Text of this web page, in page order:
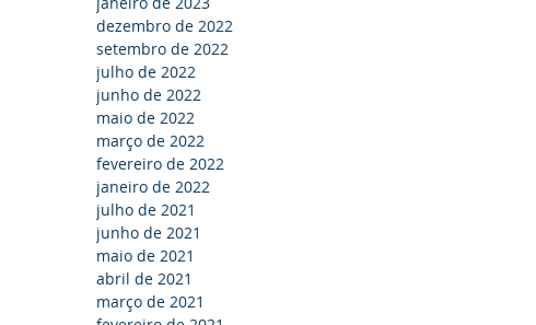
dezembro de 2022
setembro de 2022
julho de 2022
junho de 2022
maio de 2022
março de 2022
fevereiro de 2022
janeiro de 2022
julho de 2021
junho de 2021
maio de 2021
abril de 2021
março de 2021